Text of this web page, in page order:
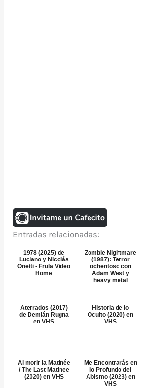
Entradas relacionadas:
1978 (2025) de
Luciano y Nicolás
Onetti - Frula Video
Home
Zombie Nightmare
(1987): Terror
ochentoso con
Adam West y
heavy metal
Aterrados (2017)
de Demián Rugna
en VHS
Historia de lo
Oculto (2020) en
VHS
Al morir la Matinée
/ The Last Matinee
(2020) en VHS
Me Encontrarás en
lo Profundo del
Abismo (2023) en
VHS